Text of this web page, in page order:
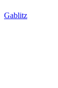
Gablitz